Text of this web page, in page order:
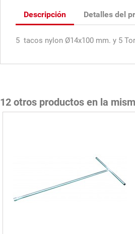
Descripción Detalles del
5 tacos nylon Ø14x100 mm. y 5
12 otros productos en la